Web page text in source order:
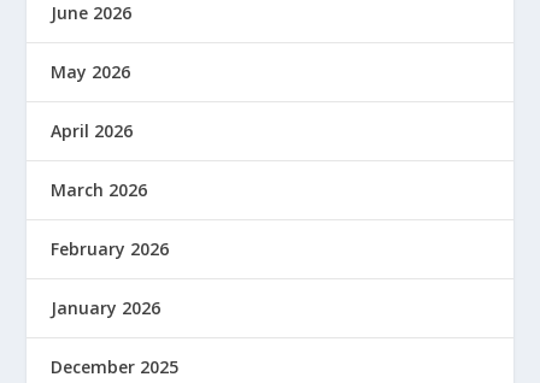
June 2026
May 2026
April 2026
March 2026
February 2026
January 2026
December 2025